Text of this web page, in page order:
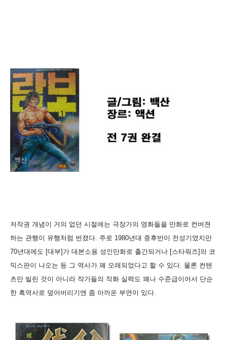
저작권 개념이 거의 없던 시절에는 극장가의 영화들을 만화로 컨버젼
하는 관행이 유행처럼 번졌다. 주로 1980년대 중후반이 전성기였지만
70년대에도 [대부]가 대본소용 성인만화로 출간되거나 [스타워즈]의 코
믹스판이 나오는 등 그 역사가 꽤 오래되었다고 할 수 있다. 물론 컨텐
츠만 빌린 것이 아니라 작가들의 작화 실력도 꽤나 수준급이어서 단순
한 흑역사로 덮어버리기엔 좀 아까운 부면이 있다.